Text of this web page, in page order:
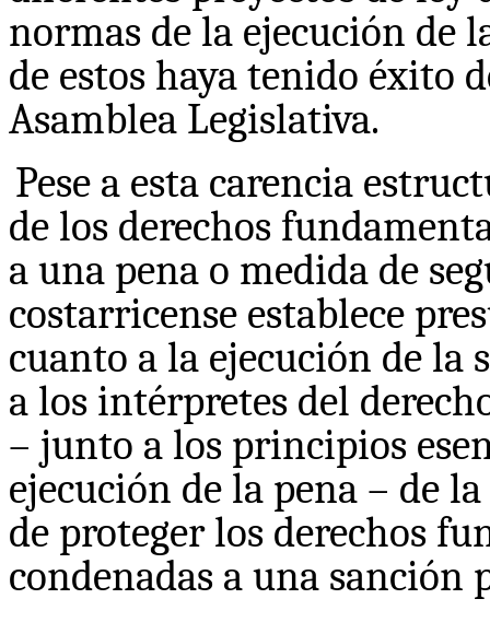
normas de la ejecución de
de estos haya tenido éxito
Asamblea Legislativa.
Pese a esta carencia
de los derechos
a una pena o medida de
costarricense establece
cuanto a la ejecución de la
a los intérpretes del
– junto a los principios
ejecución de la pena – de
de proteger los derechos
condenadas a una sanción